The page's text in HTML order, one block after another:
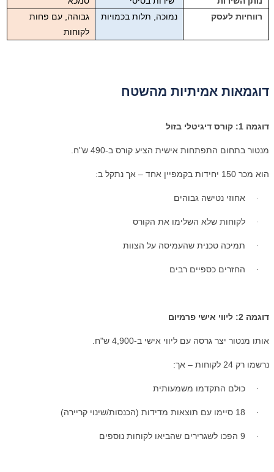
רווחיות לעסק
נמוכה, תלות בכמויות
גבוהה, עם פחות
לקוחות
דוגמאות אמיתיות מהשטח
דוגמה 1: קורס דיגיטלי בזול
מנטור בתחום התפתחות אישית הציע קורס ב-490 ש"ח.
הוא מכר 150 יחידות בקמפיין אחד – אך נתקל ב:
· אחוזי נטישה גבוהים
· לקוחות שלא השלימו את הקורס
· תמיכה טכנית שהעמיסה על הצוות
· החזרים כספיים רבים
דוגמה 2: ליווי אישי פרמיום
אותו מנטור יצר גרסה עם ליווי אישי ב-4,900 ש"ח.
נרשמו רק 24 לקוחות – אך:
· כולם התקדמו משמעותית
· 18 סיימו עם תוצאות מדידות (הכנסות/שינוי קריירה)
· 9 הפכו לשגרירים שהביאו לקוחות נוספים